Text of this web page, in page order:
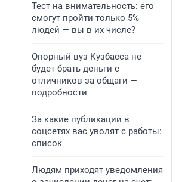
Тест на внимательность: его
смогут пройти только 5%
людей — вы в их числе?
Опорный вуз Кузбасса не
будет брать деньги с
отличников за общаги —
подробности
За какие публикации в
соцсетях вас уволят с работы:
список
Людям приходят уведомления